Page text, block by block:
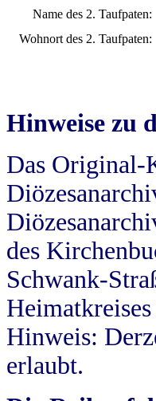
Name des 2. Taufpaten:
Wohnort des 2. Taufpaten:
Hinweise zu
Das Original-
des
Schwank-
Hinweis:
erlaubt.